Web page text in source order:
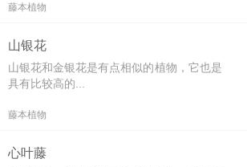
藤本植物
山银花
山银花和金银花是有点相似的植物，它也是
具有比较高的...
藤本植物
心叶藤